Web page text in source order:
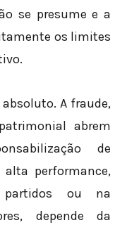
se presume e a
os limites
A fraude,
abrem
de
alta performance,
ou na
depende da